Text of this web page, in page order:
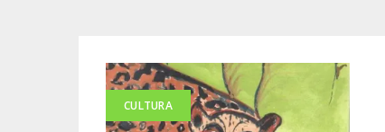
CULTURA